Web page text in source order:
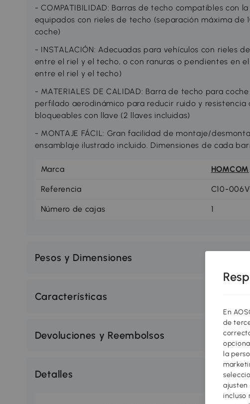
- COMPATIBILIDAD: Barras de techo compatibles con
equipados con rieles de techo (separación máxima de
coche)
- INSTALACIÓN: Adecuadas para vehículos con rieles
entre el riel y el techo, o con ranuras o pendientes en
entre el riel y el techo)
- MATERIALES DE CALIDAD: Barra de techo para
perfilado aerodinámico para reducir ruido y resistencia
bloqueables con llave (2 llaves incluidas)
- MONTAJE FÁCIL: Gran facilidad de montaje/
ensamblaje ilustrado incluido. Dimensiones de cada
Marca HOMCOM
Referencia C10-
Número de cajas 1
Pesos y Dimensiones
Características
Devoluciones y Reembolsos
Detalles
En
de
la
ajusten
incluso